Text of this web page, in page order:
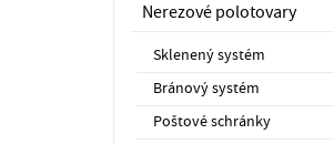
Nerezové polotovary
Sklenený systém
Bránový systém
Poštové schránky